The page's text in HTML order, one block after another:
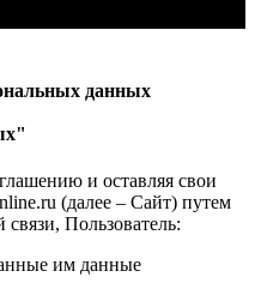
данных
и оставляя свои
(далее – Сайт) путем
Пользователь:
им данные